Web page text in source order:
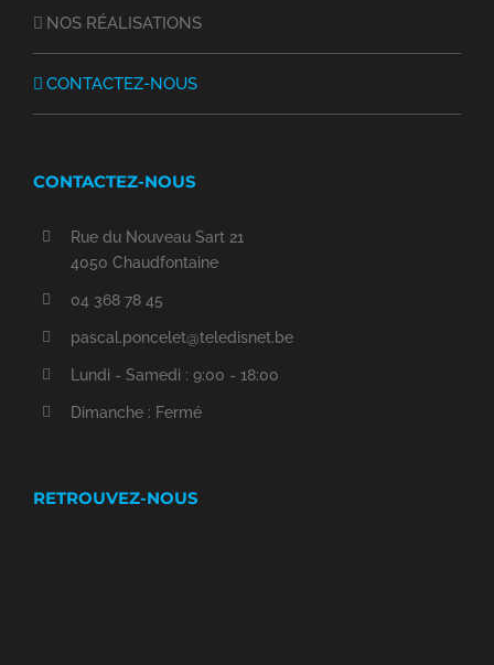
NOS RÉALISATIONS
CONTACTEZ-NOUS
CONTACTEZ-NOUS
Rue du Nouveau Sart 21
4050 Chaudfontaine
04 368 78 45
pascal.poncelet@teledisnet.be
Lundi - Samedi : 9:00 - 18:00
Dimanche : Fermé
RETROUVEZ-NOUS